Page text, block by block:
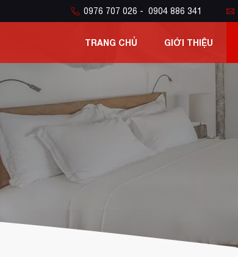
0976 707 026 - 0904 886 341
TRANG CHỦ GIỚI THIỆU